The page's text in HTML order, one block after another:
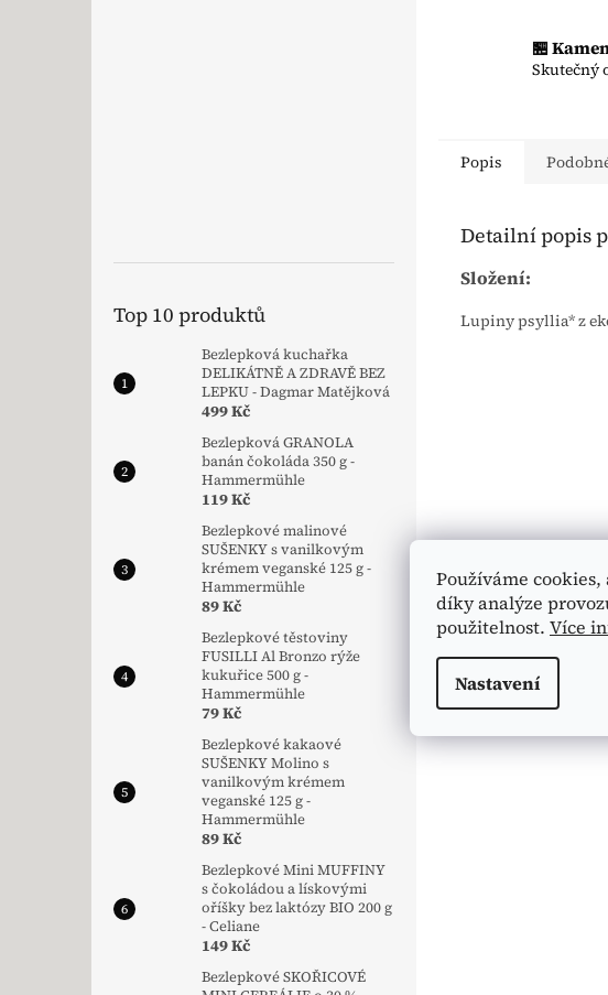
Používáme
díky analýze
použitelnost. Více
Nastavení
Top 10 produktů
Bezlepková kuchařka
DELIKÁTNĚ A ZDRAVĚ BEZ
LEPKU - Dagmar Matějková
499 Kč
Bezlepková GRANOLA
banán čokoláda 350 g -
Hammermühle
119 Kč
Bezlepkové malinové
SUŠENKY s vanilkovým
krémem veganské 125 g -
Hammermühle
89 Kč
Bezlepkové těstoviny
FUSILLI Al Bronzo rýže
kukuřice 500 g -
Hammermühle
79 Kč
Bezlepkové kakaové
SUŠENKY Molino s
vanilkovým krémem
veganské 125 g -
Hammermühle
89 Kč
Bezlepkové Mini MUFFINY
s čokoládou a lískovými
oříšky bez laktózy BIO 200 g
- Celiane
149 Kč
Bezlepkové SKOŘICOVÉ
🏪
Skutečný
Popis
Detailní popis
Složení:
Lupiny psyllia* z